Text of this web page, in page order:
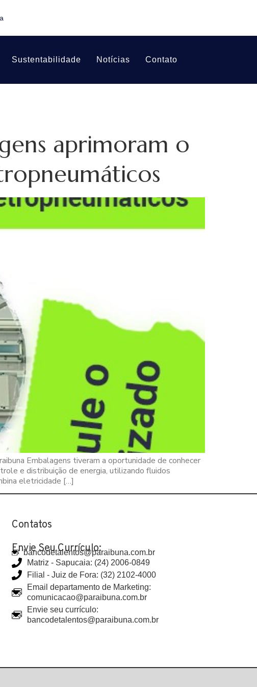
Sustentabilidade Notícias Contato
aprimoram o
Embalagens tiveram a oportunidade de conhecer
e distribuição de energia, utilizando fluidos
eletricidade […]
Contatos
Envie Seu Currículo:
bancodetalentos@paraibuna.com.br
Matriz - Sapucaia: (24) 2006-0849
Filial - Juiz de Fora: (32) 2102-4000
Email departamento de Marketing:
comunicacao@paraibuna.com.br
Envie seu currículo:
bancodetalentos@paraibuna.com.br